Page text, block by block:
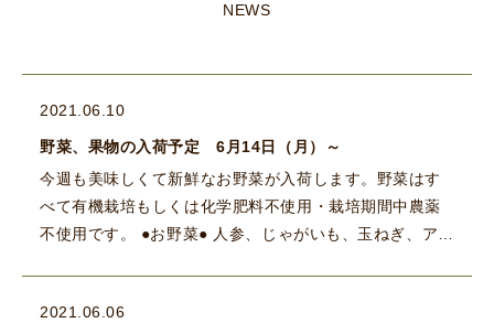
NEWS
2021.06.10
野菜、果物の入荷予定 6月14日（月）～
今週も美味しくて新鮮なお野菜が入荷します。野菜はす
べて有機栽培もしくは化学肥料不使用・栽培期間中農薬
不使用です。 ●お野菜● 人参、じゃがいも、玉ねぎ、アス
2021.06.06